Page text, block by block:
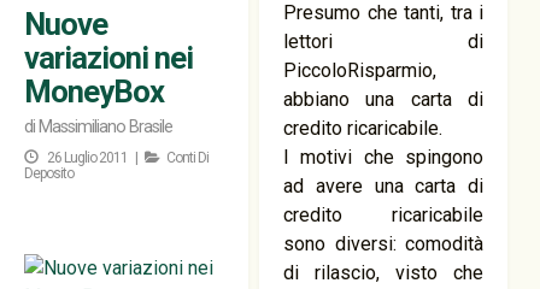
Presumo che tanti, tra i
lettori di
PiccoloRisparmio,
abbiano una carta di
credito ricaricabile.
I motivi che spingono
ad avere una carta di
credito ricaricabile
sono diversi: comodità
di rilascio, visto che
Nuove
variazioni nei
MoneyBox
di Massimiliano Brasile
26 Luglio 2011 |
Conti Di
Deposito